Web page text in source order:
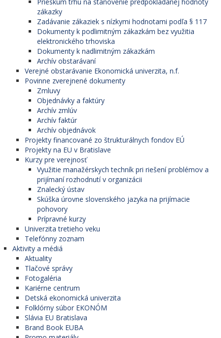
zákazky
Zadávanie zákaziek s nízkymi hodnotami podľa § 117
Dokumenty k podlimitným zákazkám bez využitia
elektronického trhoviska
Dokumenty k nadlimitným zákazkám
Archív obstarávaní
Verejné obstarávanie Ekonomická univerzita, n.f.
Povinne zverejnené dokumenty
Zmluvy
Objednávky a faktúry
Archív zmlúv
Archív faktúr
Archív objednávok
Projekty financované zo štrukturálnych fondov EÚ
Projekty na EU v Bratislave
Kurzy pre verejnosť
Využitie manažérskych techník pri riešení problémov a
prijímaní rozhodnutí v organizácii
Znalecký ústav
Skúška úrovne slovenského jazyka na prijímacie
pohovory
Prípravné kurzy
Univerzita tretieho veku
Telefónny zoznam
Aktivity a médiá
Aktuality
Tlačové správy
Fotogaléria
Kariérne centrum
Detská ekonomická univerzita
Folklórny súbor EKONÓM
Slávia EU Bratislava
Brand Book EUBA